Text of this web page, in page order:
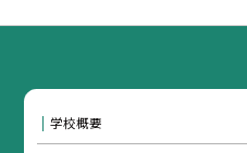
学校概要